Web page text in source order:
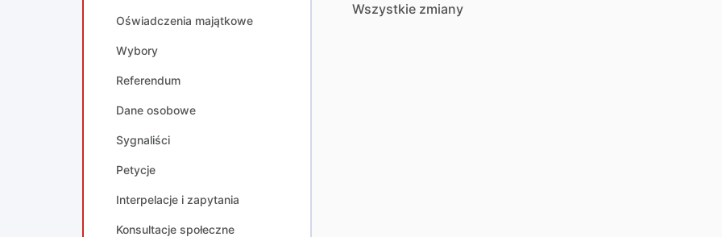
Oświadczenia majątkowe
Wybory
Referendum
Dane osobowe
Sygnaliści
Petycje
Interpelacje i zapytania
Konsultacje społeczne
Wszystkie zmiany